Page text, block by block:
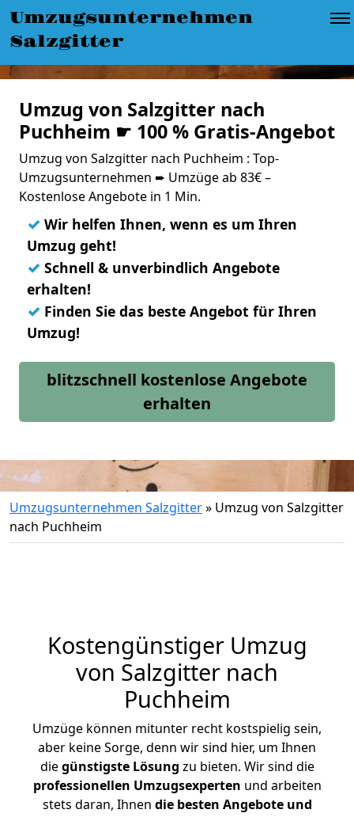
Umzugsunternehmen
Salzgitter
Umzug von Salzgitter nach
Puchheim ☛ 100 % Gratis-Angebot
Umzug von Salzgitter nach Puchheim : Top-
Umzugsunternehmen ➨ Umzüge ab 83€ –
Kostenlose Angebote in 1 Min.
✓ Wir helfen Ihnen, wenn es um Ihren
Umzug geht!
✓ Schnell & unverbindlich Angebote
erhalten!
✓ Finden Sie das beste Angebot für Ihren
Umzug!
blitzschnell kostenlose Angebote
erhalten
Umzugsunternehmen Salzgitter» Umzug von Salzgitter
nach Puchheim
Kostengünstiger Umzug
von Salzgitter nach
Puchheim
Umzüge können mitunter recht kostspielig sein,
aber keine Sorge, denn wir sind hier, um Ihnen
diegünstigste Lösung zu bieten. Wir sind die
professionellen Umzugsexperten und arbeiten
stets daran, Ihnen die besten Angebote und